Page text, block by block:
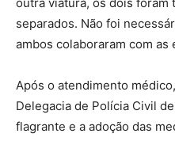
separados. Não foi
ambos colaboraram com as
Após o atendimento
Delegacia de Polícia Civil
flagrante e a adoção das